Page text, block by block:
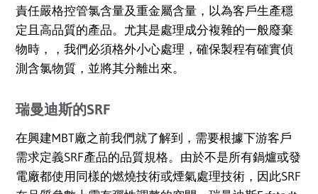
責任嚴格控管氯含量及重金屬含量，以為客戶生產穩
定且高品質的產品。尤其是處理成分複雜的一般廢棄
物時，，我們必須格外小心處理，確保製程有確實偵
測含氯物質，並將其分離出來。
瑞曼迪斯的SRF
在興建MBT廠之前我們就了解到，需要根據下游客戶
需求定義SRF產品的品質規格。由於不是所有鍋爐或發
電廠都使用同樣的燃燒技術或煙氣處理技術，因此SRF